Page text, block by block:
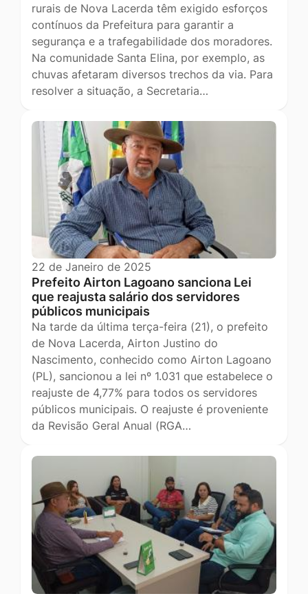
rurais de Nova Lacerda têm exigido esforços
contínuos da Prefeitura para garantir a
segurança e a trafegabilidade dos moradores.
Na comunidade Santa Elina, por exemplo, as
chuvas afetaram diversos trechos da via. Para
resolver a situação, a Secretaria…
22 de Janeiro de 2025
Prefeito Airton Lagoano sanciona Lei
que reajusta salário dos servidores
públicos municipais
Na tarde da última terça-feira (21), o prefeito
de Nova Lacerda, Airton Justino do
Nascimento, conhecido como Airton Lagoano
(PL), sancionou a lei nº 1.031 que estabelece o
reajuste de 4,77% para todos os servidores
públicos municipais. O reajuste é proveniente
da Revisão Geral Anual (RGA…